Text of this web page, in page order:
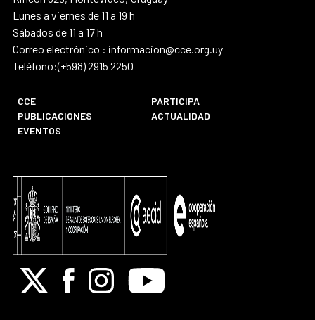
Lunes a viernes de 11 a 19 h
Sábados de 11 a 17 h
Correo electrónico : informacion@cce.org.uy
Teléfono:(+598) 2915 2250
CCE
PARTICIPA
PUBLICACIONES
ACTUALIDAD
EVENTOS
X FacebookInstagramYoutube